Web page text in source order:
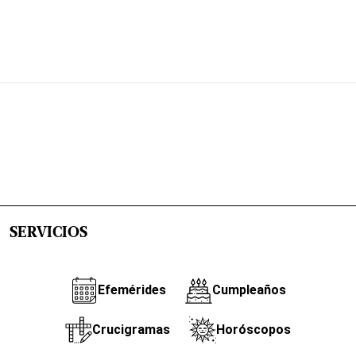
SERVICIOS
Efemérides Cumpleaños
Crucigramas Horóscopos